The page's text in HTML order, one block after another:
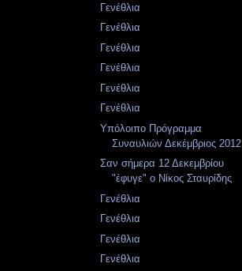
Γενέθλια
Γενέθλια
Γενέθλια
Γενέθλια
Γενέθλια
Γενέθλια
Υπόλοιπο Πρόγραμμα
Συναυλιών Δεκέμβριος 2012
Σαν σήμερα 12 Δεκεμβρίου
"έφυγε" ο Νίκος Σταυρίδης
Γενέθλια
Γενέθλια
Γενέθλια
Γενέθλια